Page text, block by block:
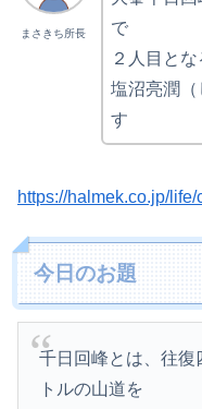
まさきち所長
で
２人目と
塩沼亮潤
す
https://halmek.co.jp/
今日のお題
千日回峰とは、往復
トルの山道を